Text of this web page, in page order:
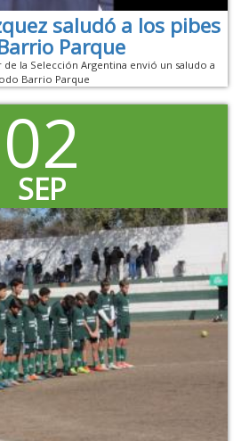
saludó a los pibes
Parque
de la Selección Argentina envió un saludo a
Barrio Parque
02
SEP